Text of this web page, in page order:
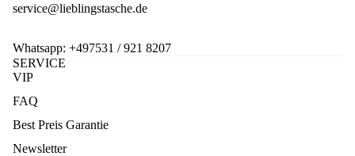
service@lieblingstasche.de
Whatsapp: +497531 / 921 8207
SERVICE
VIP
FAQ
Best Preis Garantie
Newsletter